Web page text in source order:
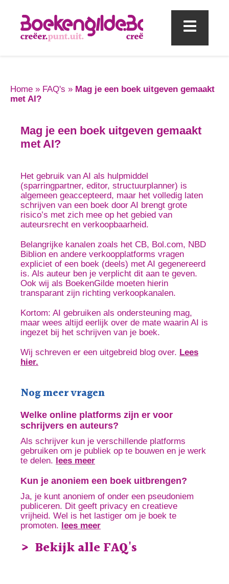
Home » FAQ's » Mag je een boek uitgeven gemaakt
met AI?
Mag je een boek uitgeven gemaakt
met AI?
Het gebruik van AI als hulpmiddel
(sparringpartner, editor, structuurplanner) is
algemeen geaccepteerd, maar het volledig laten
schrijven van een boek door AI brengt grote
risico’s met zich mee op het gebied van
auteursrecht en verkoopbaarheid.
Belangrijke kanalen zoals het CB, Bol.com, NBD
Biblion en andere verkoopplatforms vragen
expliciet of een boek (deels) met AI gegenereerd
is. Als auteur ben je verplicht dit aan te geven.
Ook wij als BoekenGilde moeten hierin
transparant zijn richting verkoopkanalen.
Kortom: AI gebruiken als ondersteuning mag,
maar wees altijd eerlijk over de mate waarin AI is
ingezet bij het schrijven van je boek.
Wij schreven er een uitgebreid blog over. Lees
hier.
Nog meer vragen
Welke online platforms zijn er voor
schrijvers en auteurs?
Als schrijver kun je verschillende platforms
gebruiken om je publiek op te bouwen en je werk
te delen. lees meer
Kun je anoniem een boek uitbrengen?
Ja, je kunt anoniem of onder een pseudoniem
publiceren. Dit geeft privacy en creatieve
vrijheid. Wel is het lastiger om je boek te
promoten. lees meer
Bekijk alle FAQ's